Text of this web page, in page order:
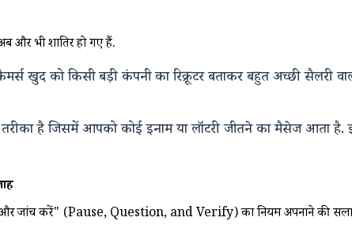
और भी शातिर हो गए हैं.
खुद को किसी बड़ी कंपनी का रिक्रूटर बताकर बहुत अच्छी सैलरी
है जिसमें आपको कोई इनाम या लॉटरी जीतने का मैसेज आता
जांच करें" (Pause, Question, and Verify) का नियम अपनाने की